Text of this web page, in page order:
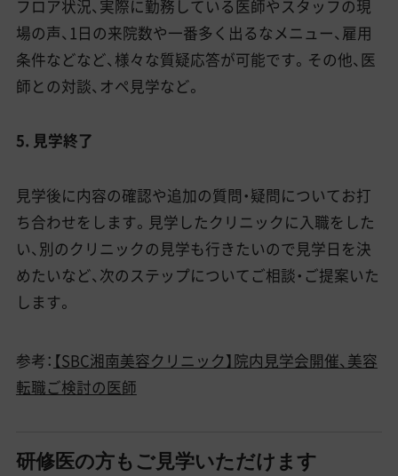
フロア状況、実際に勤務している医師やスタッフの現
場の声、1日の来院数や一番多く出るなメニュー、雇用
条件などなど、様々な質疑応答が可能です。その他、医
師との対談、オペ見学など。
5. 見学終了
見学後に内容の確認や追加の質問・疑問についてお打
ち合わせをします。見学したクリニックに入職をした
い、別のクリニックの見学も行きたいので見学日を決
めたいなど、次のステップについてご相談・ご提案いた
します。
参考： 【SBC湘南美容クリニック】院内見学会開催、美容
転職ご検討の医師
研修医の方もご見学いただけます